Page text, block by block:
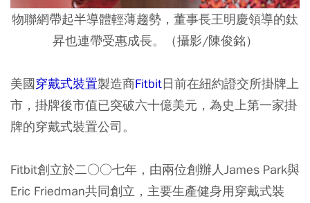
物聯網帶起半導體輕薄趨勢，董事長王明慶領導的鈦
昇也連帶受惠成長。（攝影/陳俊銘）
美國穿戴式裝置製造商Fitbit日前在紐約證交所掛牌上
市，掛牌後市值已突破六十億美元，為史上第一家掛
牌的穿戴式裝置公司。
Fitbit創立於二○○七年，由兩位創辦人James Park與
Eric Friedman共同創立，主要生產健身用穿戴式裝